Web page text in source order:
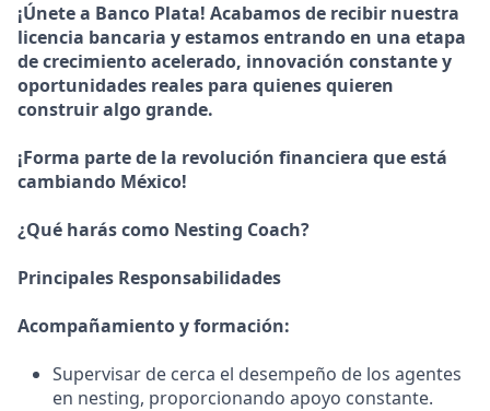
¡Únete a Banco Plata! Acabamos de recibir nuestra
licencia bancaria y estamos entrando en una etapa
de crecimiento acelerado, innovación constante y
oportunidades reales para quienes quieren
construir algo grande.
¡Forma parte de la revolución financiera que está
cambiando México!
¿Qué harás como Nesting Coach?
Principales Responsabilidades
Acompañamiento y formación:
Supervisar de cerca el desempeño de los agentes
en nesting, proporcionando apoyo constante.